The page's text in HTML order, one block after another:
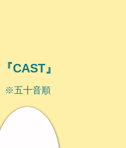
『​CAST』
※五十音順